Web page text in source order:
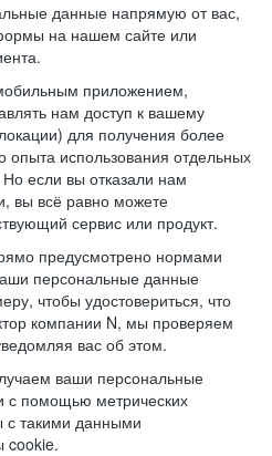
данные напрямую от вас,
на нашем сайте или
приложением,
нам доступ к вашему
для получения более
опыта использования отдельных
если вы отказали нам
вы всё равно можете
сервис или продукт.
предусмотрено нормами
персональные данные
чтобы удостовериться, что
компании N, мы проверяем
вас об этом.
ваши персональные
с помощью метрических
с такими данными
cookie.